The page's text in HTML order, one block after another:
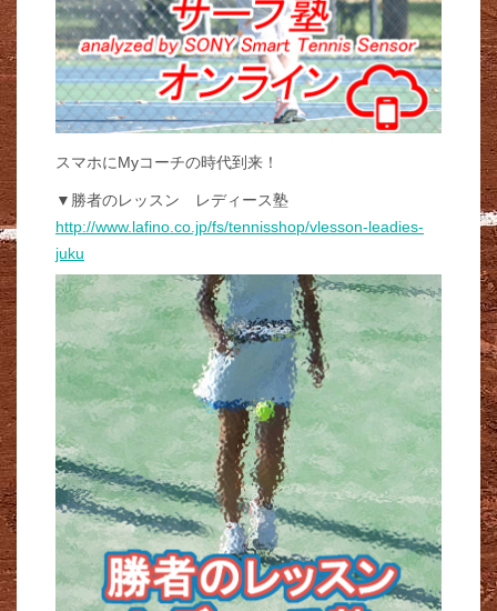
スマホにMyコーチの時代到来！
▼勝者のレッスン レディース塾
http://www.lafino.co.jp/fs/tennisshop/vlesson-leadies-
juku